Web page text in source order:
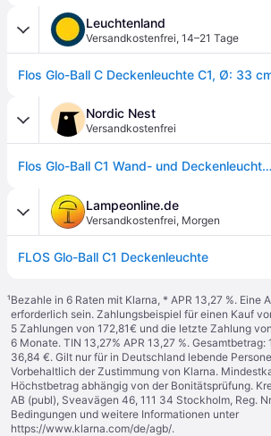
Leuchtenland
Versandkostenfrei, 14–21 Tage
Nordic Nest
Versandkostenfrei
Flos Glo-Ball C1 Wand- und Deckenleuchte Weiß
Lampeonline.de
Versandkostenfrei, Morgen
FLOS Glo-Ball C1 Deckenleuchte
¹Bezahle in 6 Raten mit Klarna, * APR 13,27 %. Eine
erforderlich sein. Zahlungsbeispiel für einen Kauf
5 Zahlungen von 172,81€ und die letzte Zahlung
6 Monate. TIN 13,27% APR 13,27 %.
36,84 €. Gilt nur für in Deutschland lebende
Vorbehaltlich der Zustimmung von Klarna.
Höchstbetrag abhängig von der Bonitätsprüfung.
AB (publ), Sveavägen 46, 111 34 Stockholm, Reg.
Bedingungen und weitere Informationen unter
https://www.klarna.com/de/agb/.